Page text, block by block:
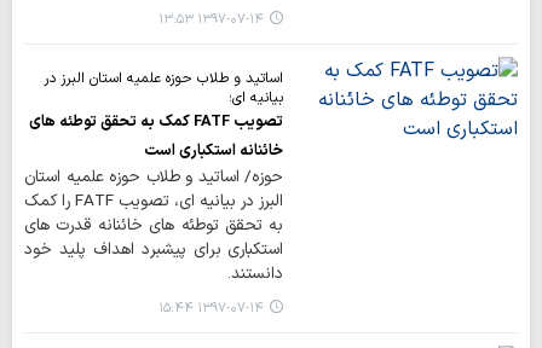
۱۳۹۷-۰۷-۱۴ ۱۳:۵۳
اساتید و طلاب حوزه علمیه استان البرز در
بیانیه ای؛
تصویب FATF کمک به تحقق توطئه های
خائنانه استکباری است
حوزه/ اساتید و طلاب حوزه علمیه استان
البرز در بیانیه ای، تصویب FATF را کمک
به تحقق توطئه های خائنانه قدرت های
استکباری برای پیشبرد اهداف پلید خود
دانستند.
۱۳۹۷-۰۷-۱۴ ۱۵:۴۴